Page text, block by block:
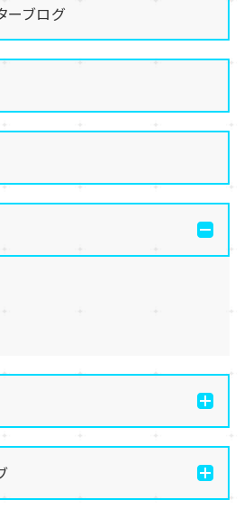
ーブログ
で高級感のあるマンゴータルト作り
く宝物✨「光るハーバリウム」作り